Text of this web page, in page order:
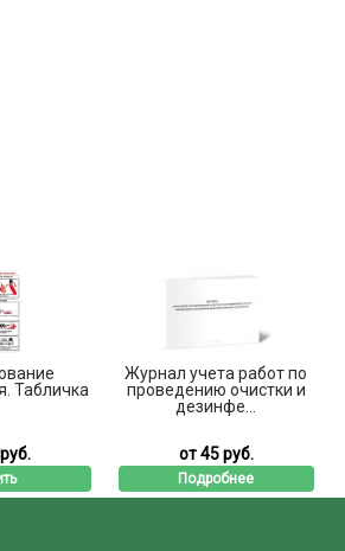
Табличка
Журнал учета работ по
проведению очистки и
дезинфе...
от 45 руб.
Подробнее